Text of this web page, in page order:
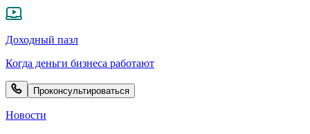
Доходный пазл
Когда деньги бизнеса работают
Проконсультироваться
Новости